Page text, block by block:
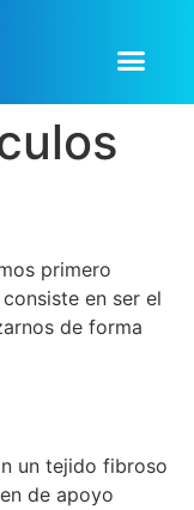
primero
en ser el
de forma
un tejido fibroso
de apoyo